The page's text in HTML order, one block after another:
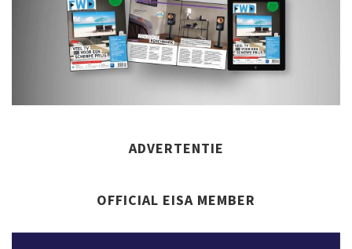
ADVERTENTIE
OFFICIAL EISA MEMBER